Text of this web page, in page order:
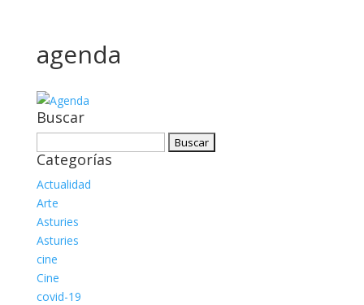
agenda
Buscar
Categorías
Actualidad
Arte
Asturies
Asturies
cine
Cine
covid-19